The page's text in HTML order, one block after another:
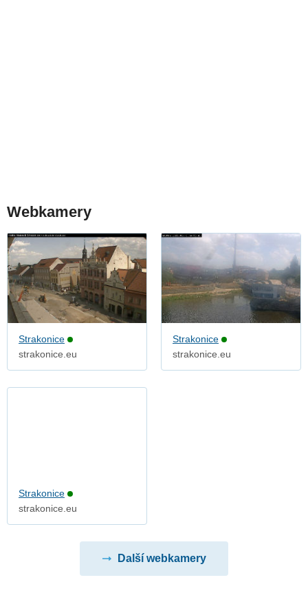
Webkamery
Strakonice
strakonice.eu
Strakonice
strakonice.eu
Strakonice
strakonice.eu
Další webkamery